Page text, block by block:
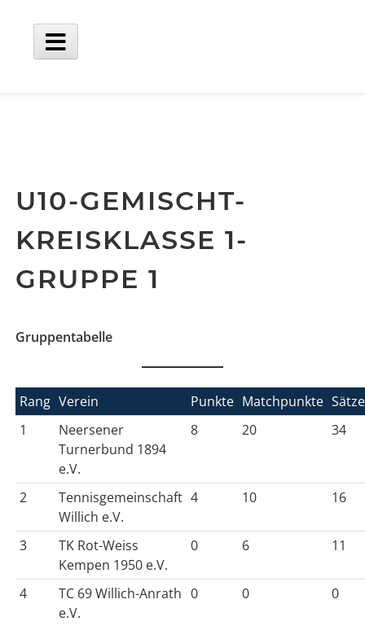
content
Main
U10-GEMISCHT-
KREISKLASSE 1-
GRUPPE 1
Gruppentabelle
Rang Verein Punkte Matchpunkte Sätze
1
Neersener
Turnerbund 1894
e.V.
8 20 34
2
Tennisgemeinschaft
Willich e.V.
4 10 16
3
TK Rot-Weiss
Kempen 1950 e.V.
0 6 11
4
TC 69 Willich-Anrath
e.V.
0 0 0